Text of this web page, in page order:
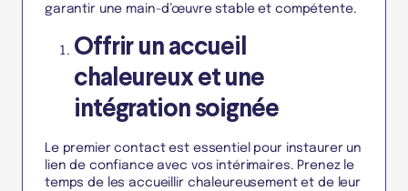
garantir une main-d’œuvre stable et compétente.
Offrir un accueil
chaleureux et une
intégration soignée
Le premier contact est essentiel pour instaurer un
lien de confiance avec vos intérimaires. Prenez le
temps de les accueillir chaleureusement et de leur